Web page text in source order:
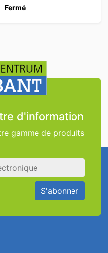
Fermé
d'information
gamme de produits
S'abonner